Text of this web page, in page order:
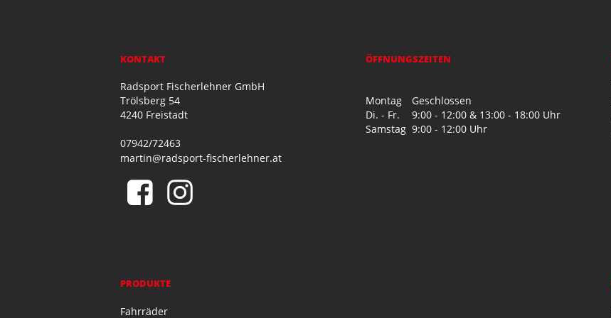
KONTAKT
Radsport Fischerlehner GmbH
Trölsberg 54
4240 Freistadt
07942/72463
martin@radsport-fischerlehner.at
ÖFFNUNGSZEITEN
Montag
Geschlossen
Di. - Fr.
9:00 - 12:00 & 13:00 - 18:00 Uhr
Samstag9:00 - 12:00 Uhr
PRODUKTE
Fahrräder